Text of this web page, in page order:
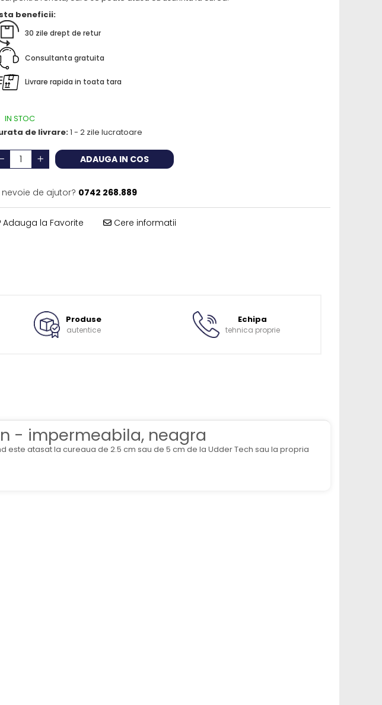
beneficii:
30 zile drept de retur
Consultanta gratuita
Livrare rapida in toata tara
IN STOC
de livrare:1 - 2 zile lucratoare
ADAUGA IN COS
nevoie de ajutor? 0742 268.889
Adauga la Favorite Cere informatii
Produse
autentice
Echipa
tehnica proprie
- impermeabila, neagra
atasat la cureaua de 2.5 cm sau de 5 cm de la Udder Tech sau la propria